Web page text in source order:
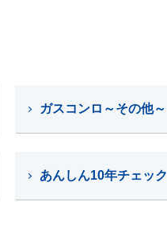
ガスコンロ～その他～
あんしん10年チェック